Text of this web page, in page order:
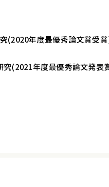
(2020年度最優秀論文賞受
(2021年度最優秀論文発表